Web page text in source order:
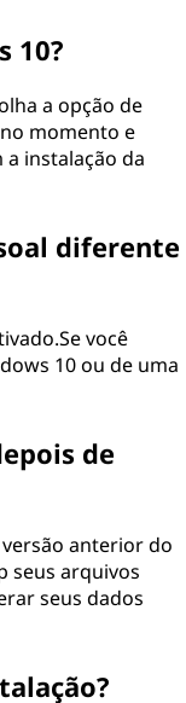
10?
a opção de
momento e
instalação da
diferente
você
10 ou de uma
de
anterior do
seus arquivos
seus dados